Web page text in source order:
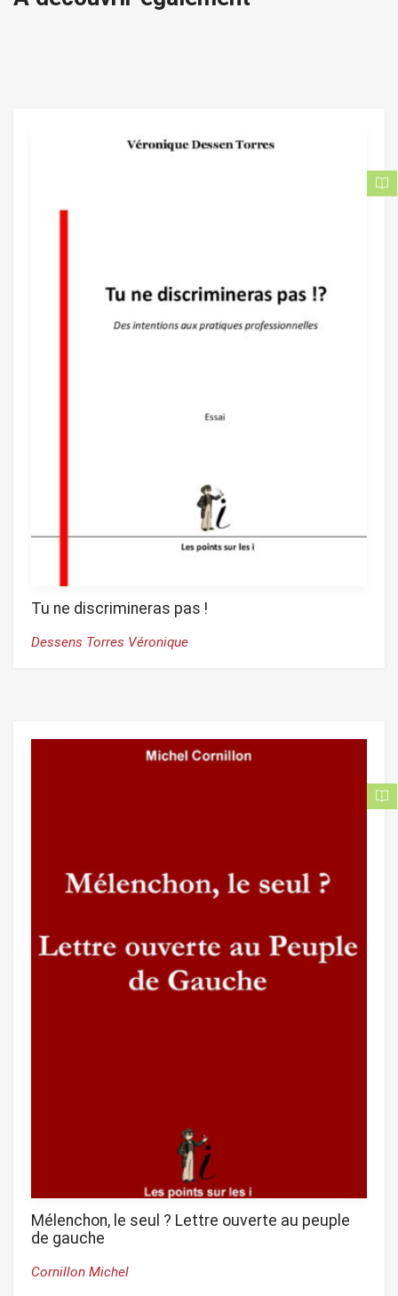
Tu ne discrimineras pas !
Dessens Torres Véronique
Mélenchon, le seul ? Lettre ouverte au peuple
de gauche
Cornillon Michel